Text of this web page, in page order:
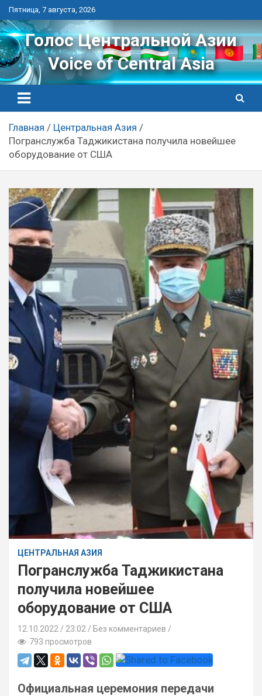
Перейти
к
контенту
Пятница, 7 августа, 2026
Голос Центральной Азии
Voice of Central Asia
Главная
Центральная Азия
Погранслужба Таджикистана получила новейшее
оборудование от США
ЦЕНТРАЛЬНАЯ АЗИЯ
Погранслужба Таджикистана
получила новейшее
оборудование от США
12.10.2022 23:02 / Без комментариев
793 просмотров
Официальная церемония передачи